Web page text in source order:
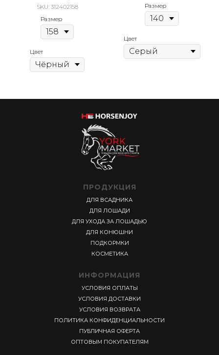
SKU: 312402158
Размер
Цвет
Размер
Цвет
ПРОДУКЦИЯ
ДЛЯ ВСАДНИКА
ДЛЯ ЛОШАДИ
ДЛЯ УХОДА ЗА ЛОШАДЬЮ
ДЛЯ КОНЮШНИ
ПОДКОРМКИ
КОСМЕТИКА
ИНФОРМАЦИЯ
УСЛОВИЯ ОПЛАТЫ
УСЛОВИЯ ДОСТАВКИ
УСЛОВИЯ ВОЗВРАТА
ПОЛИТИКА КОНФИДЕНЦИАЛЬНОСТИ
ПУБЛИЧНАЯ ОФЕРТА
ОПТОВЫМ ПОКУПАТЕЛЯМ